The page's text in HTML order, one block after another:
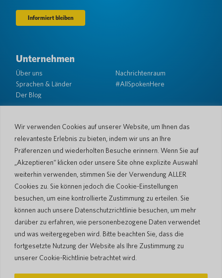
Wir verwenden Cookies auf unserer Website, um Ihnen das
relevanteste Erlebnis zu bieten, indem wir uns an Ihre
Präferenzen und wiederholten Besuche erinnern. Wenn Sie auf
„Akzeptieren“ klicken oder unsere Site ohne explizite Auswahl
weiterhin verwenden, stimmen Sie der Verwendung ALLER
Cookies zu. Sie können jedoch die Cookie-Einstellungen
besuchen, um eine kontrollierte Zustimmung zu erteilen. Sie
können auch unsere Datenschutzrichtlinie besuchen, um mehr
darüber zu erfahren, wie personenbezogene Daten verwendet
und was weitergegeben wird. Bitte beachten Sie, dass die
fortgesetzte Nutzung der Website als Ihre Zustimmung zu
unserer Cookie-Richtlinie betrachtet wird.
Unternehmen
Über uns
Sprachen & Länder
Der Blog
Nachrichtenraum
#AllSpokenHere
Kundendienst
Rückgabebedingungen
Versandrichtlinien
Eingeschränkte Garantie
Pocketalk-Sicherheit
Kontaktieren Sie uns
Anfrage Geschäftsverkäufe
© 2026 Pocketalk
Cookie-Richtlinie
Cookie-Einstellungen
Datenschutzerklärung
Nutzungsbedingungen der Website